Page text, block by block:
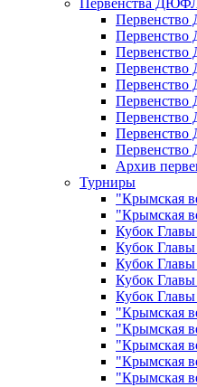
Первенства
Архив
Турниры
"Крымская
"Крымская
Кубок
Кубок
Кубок
Кубок
Кубок
"Крымская
"Крымская
"Крымская
"Крымская
"Крымская